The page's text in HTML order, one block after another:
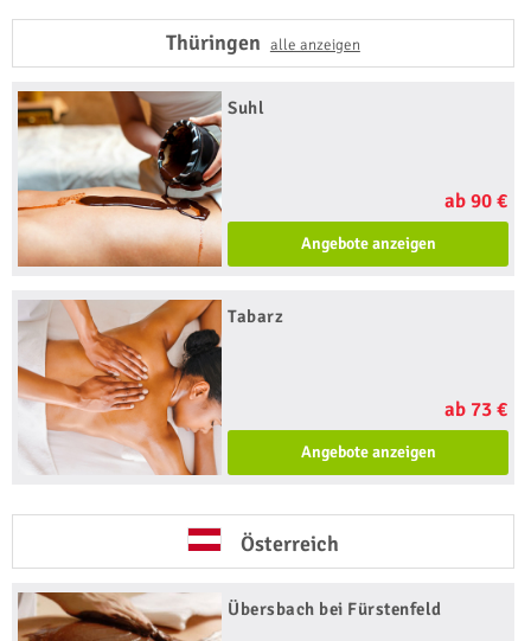
Thüringen alle anzeigen
Suhl
ab 90 €
Angebote anzeigen
Tabarz
ab 73 €
Angebote anzeigen
Österreich
Übersbach bei Fürstenfeld